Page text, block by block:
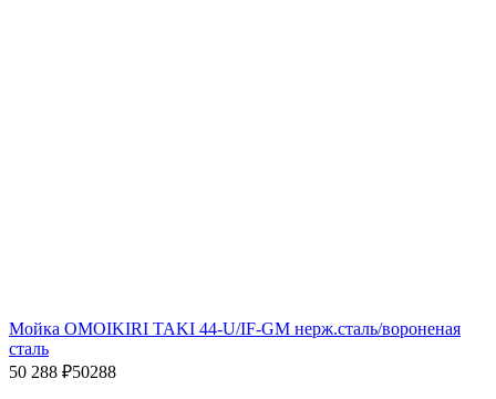
Мойка OMOIKIRI TAKI 44-U/IF-GM нерж.сталь/вороненая
сталь
50 288 ₽50288